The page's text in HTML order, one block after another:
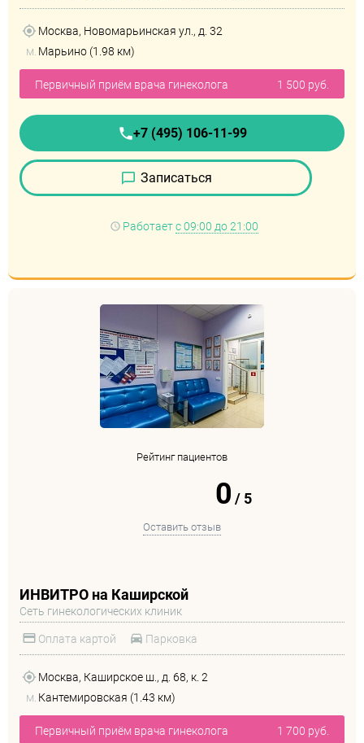
Москва, Новомарьинская ул., д. 32
м. Марьино (1.98 км)
Первичный приём врача гинеколога 1 500 руб.
+7 (495) 106-11-99
Записаться
Работаетс 09:00 до 21:00
Рейтинг пациентов
0 / 5
Оставить отзыв
ИНВИТРО на Каширской
Сеть гинекологических клиник
Оплата картой Парковка
Москва, Каширское ш., д. 68, к. 2
м. Кантемировская (1.43 км)
Первичный приём врача гинеколога 1 700 руб.